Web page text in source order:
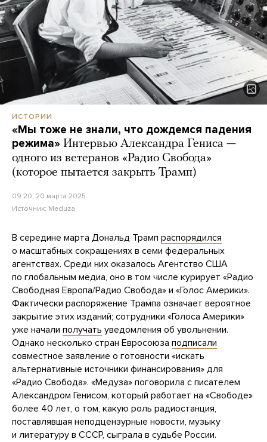
ИСТОРИИ
«Мы тоже не знали, что дождемся падения
режима» Интервью Александра Гениса —
одного из ветеранов «Радио Свобода»
(которое пытается закрыть Трамп)
09:20, 20 марта 2025
Источник: Meduza
В середине марта Дональд Трамп распорядился
о масштабных сокращениях в семи федеральных
агентствах. Среди них оказалось Агентство США
по глобальным медиа, оно в том числе курирует «Радио
Свободная Европа/Радио Свобода» и «Голос Америки».
Фактически распоряжение Трампа означает вероятное
закрытие этих изданий; сотрудники «Голоса Америки»
уже начали получать уведомления об увольнении.
Однако несколько стран Евросоюза подписали
совместное заявление о готовности «искать
альтернативные источники финансирования» для
«Радио Свобода». «Медуза» поговорила с писателем
Александром Генисом, который работает на «Свободе»
более 40 лет, о том, какую роль радиостанция,
поставлявшая неподцензурные новости, музыку
и литературу в СССР, сыграла в судьбе России.